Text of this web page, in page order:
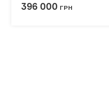
396 000 ГРН